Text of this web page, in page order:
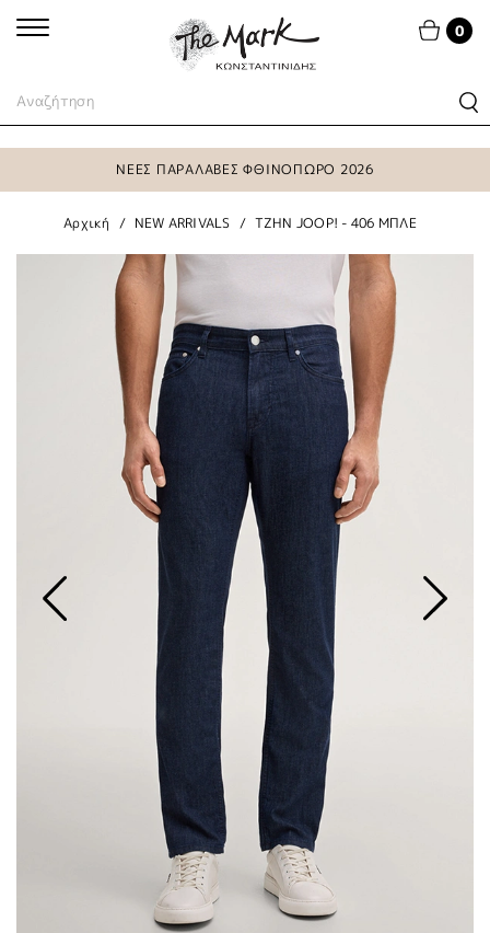
0
ΝΕΕΣ ΠΑΡΑΛΑΒΕΣ ΦΘΙΝΟΠΩΡΟ 2026
Αρχική NEW ARRIVALS TZHN JOOP! - 406 ΜΠΛΕ